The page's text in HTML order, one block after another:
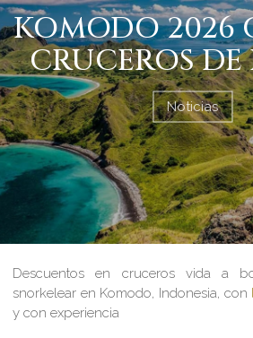
KOMODO 2026
CRUCEROS
Noticias
Descuentos en cruceros vida a
snorkelear en Komodo, Indonesia, con
y con experiencia